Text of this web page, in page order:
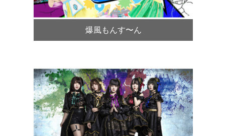
爆風もんす〜ん